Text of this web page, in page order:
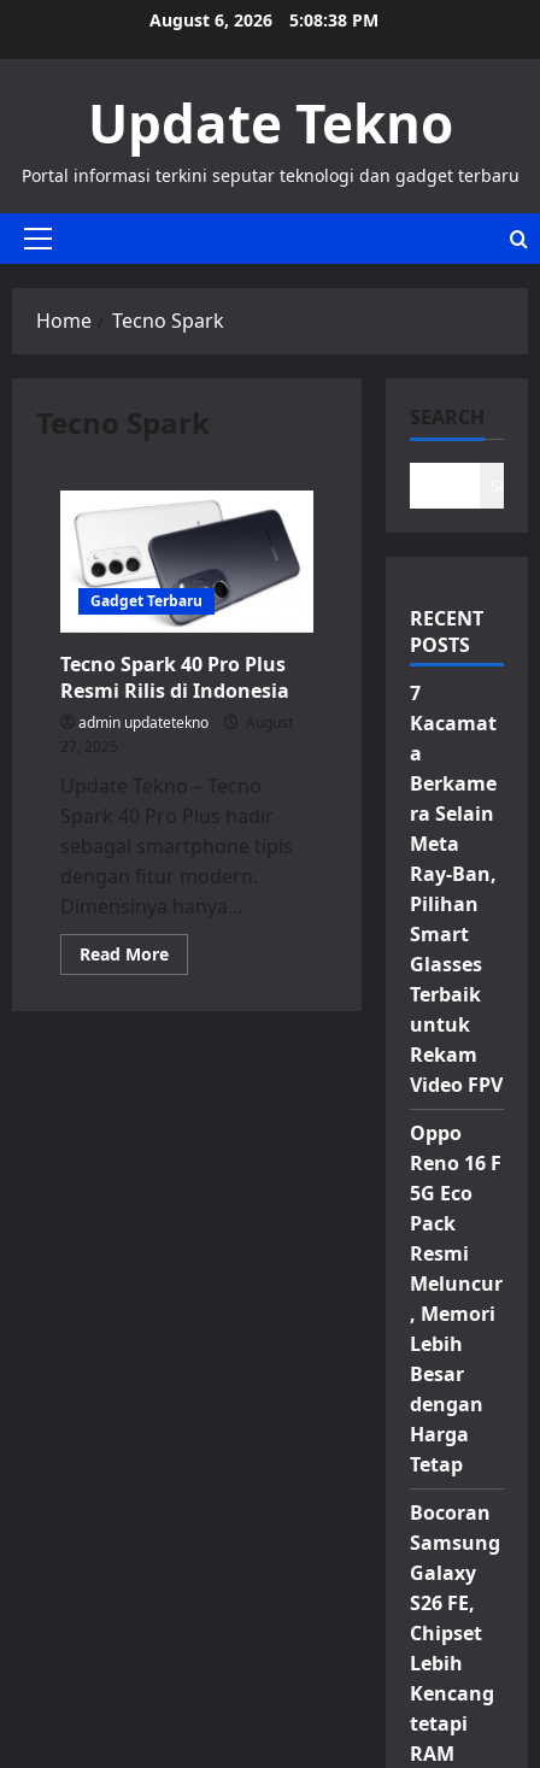
August 6, 2026 5:08:38 PM
Update Tekno
Portal informasi terkini seputar teknologi dan gadget terbaru
Primary
Home Tecno Spark
Tecno Spark
Gadget Terbaru
Tecno Spark 40 Pro Plus
Resmi Rilis di Indonesia
admin updatetekno
August
27, 2025
Update Tekno – Tecno
Spark 40 Pro Plus hadir
sebagai smartphone tipis
dengan fitur modern.
Dimensinya hanya...
Read MoreRead
more
SEARCH
RECENT
POSTS
7
Kacamat
a
Berkame
ra Selain
Meta
Ray-Ban,
Pilihan
Smart
Glasses
Terbaik
untuk
Rekam
Video FPV
Oppo
Reno 16 F
5G Eco
Pack
Resmi
Meluncur
, Memori
Lebih
Besar
dengan
Harga
Tetap
Bocoran
Samsung
Galaxy
S26 FE,
Chipset
Lebih
Kencang
tetapi
RAM